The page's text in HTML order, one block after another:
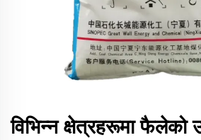
विभिन्न क्षेत्रहरूमा फैलेको